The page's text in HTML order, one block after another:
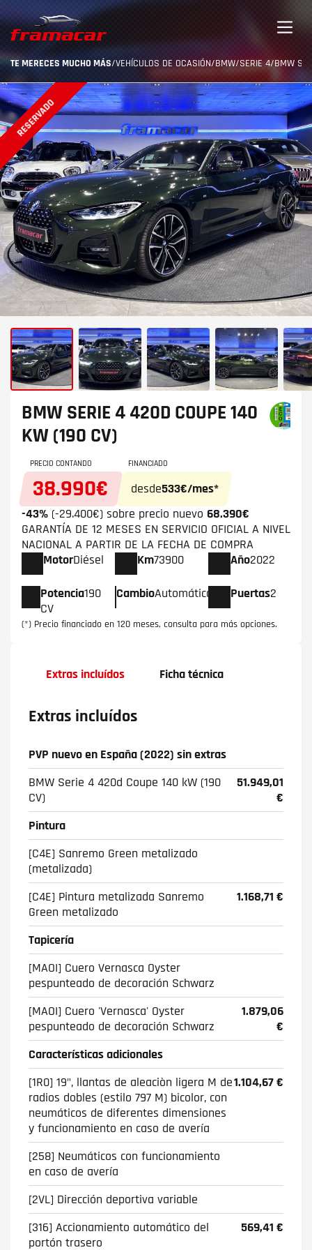
TE MERECES MUCHO MÁS/VEHÍCULOS DE OCASIÓN/BMW/SERIE 4/BMW
RESERVADO
BMW SERIE 4420D COUPE 140
KW (190 CV)
PRECIO CONTANDO
38.990€
FINANCIADO
desde533€/mes*
-43% (-29.400€) sobre precio nuevo 68.390€
GARANTÍA DE 12 MESES EN SERVICIO OFICIAL A NIVEL
NACIONAL A PARTIR DE LA FECHA DE COMPRA
MotorDiésel Km73900 Año2022
Potencia190
CV
CambioAutomático Puertas2
(*) Precio financiado en 120 meses, consulta para más opciones.
Extras incluídos Ficha técnica
Extras incluídos
PVP nuevo en España (2022) sin extras
BMW Serie 4 420d Coupe 140 kW (190
CV)
51.949,01
€
Pintura
[C4E] Sanremo Green metalizado
(metalizada)
[C4E] Pintura metalizada Sanremo
Green metalizado
1.168,71 €
Tapicería
[MAOI] Cuero Vernasca Oyster
pespunteado de decoración Schwarz
[MAOI] Cuero 'Vernasca' Oyster
pespunteado de decoración Schwarz
1.879,06
€
Características adicionales
[1R0] 19", llantas de aleaciòn ligera M de
radios dobles (estilo 797 M) bicolor, con
neumáticos de diferentes dimensiones
y funcionamiento en caso de avería
1.104,67 €
[258] Neumáticos con funcionamiento
en caso de avería
[2VL] Dirección deportiva variable
[316] Accionamiento automático del
portón trasero
569,41 €